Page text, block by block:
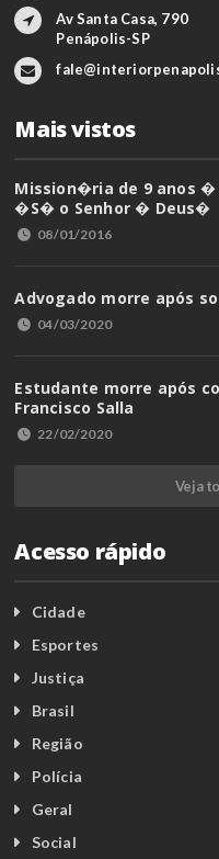
Av Santa Casa, 790
Penápolis-SP
Mais vistos
Mission�ria de 9 anos
�S� o Senhor � Deus�
08/01/2016
Advogado morre após
04/03/2020
Estudante morre após
Francisco Salla
22/02/2020
Veja
Acesso rápido
Cidade
Esportes
Justiça
Brasil
Região
Polícia
Geral
Social